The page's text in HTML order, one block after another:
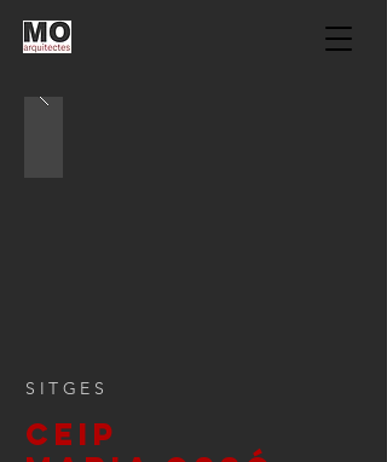
SITGES
CEIP